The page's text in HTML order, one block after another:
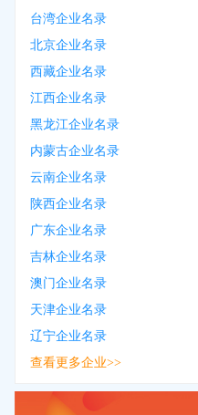
台湾企业名录
北京企业名录
西藏企业名录
江西企业名录
黑龙江企业名录
内蒙古企业名录
云南企业名录
陕西企业名录
广东企业名录
吉林企业名录
澳门企业名录
天津企业名录
辽宁企业名录
查看更多企业>>